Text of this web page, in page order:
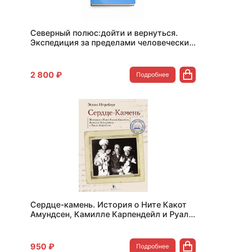
Северный полюс:дойти и вернуться.
Экспедиция за пределами человеческих
2 800 ₽ Подробнее
Сердце-камень. История о Ните Какот
Амундсен, Камилле Карпендейл и Руале
950 ₽ Подробнее